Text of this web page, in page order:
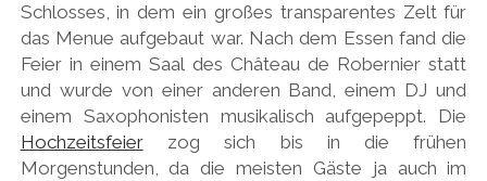
Schlosses, in dem ein großes transparentes Zelt für
das Menue aufgebaut war. Nach dem Essen fand die
Feier in einem Saal des Château de Robernier statt
und wurde von einer anderen Band, einem DJ und
einem Saxophonisten musikalisch aufgepeppt. Die
Hochzeitsfeierzog sich bis in die frühen
Morgenstunden, da die meisten Gäste ja auch im